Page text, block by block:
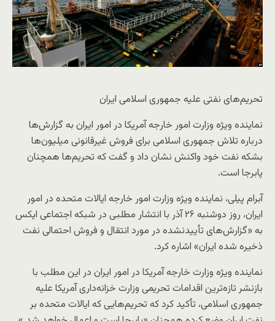
تحریم‌های نفتی علیه جمهوری اسلامی ایران
نماینده ویژه وزارت امور خارجه آمریکا در امور ایران به گزارش‌ها
درباره تلاش جمهوری اسلامی برای فروش غیرقانونی میلیون‌ها
بشکه نفت خود واکنش نشان داد و گفت که تحریم‌ها همچنان
پابرجا است.
آبرام پیلی، نماینده ویژه وزارت امور خارجه ایالات متحده در امور
ایران، روز دوشنبه ۲۶ آذر با انتشار مطلبی در شبکه اجتماعی ایکس
به «گزارش‌های تأییدنشده در مورد انتقال و فروش احتمالی نفت
ذخیره شده ایران» اشاره کرد.
نماینده ویژه وزارت خارجه آمریکا در امور ایران در این مطلب با
بازنشر تازه‌ترین اقدامات تحریمی وزارت خزانه‌داری آمریکا علیه
جمهوری اسلامی، تأکید کرد که تحریم‌هایی که ایالات متحده بر